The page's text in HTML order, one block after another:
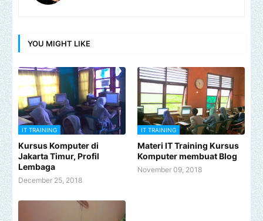
YOU MIGHT LIKE
IT TRAINING
Kursus Komputer di
Jakarta Timur, Profil
Lembaga
December 25, 2018
IT TRAINING
Materi IT Training Kursus
Komputer membuat Blog
November 09, 2018